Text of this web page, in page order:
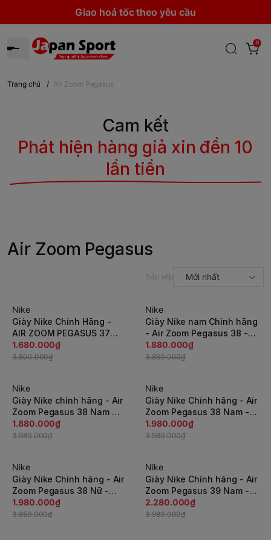
Giao hoả tốc theo yêu cầu
0
Trang chủ / Air Zoom Pegasus
Cam kết
Phát hiện hàng giả xin đền 10
lần tiền
Air Zoom Pegasus
Sắp xếp Mới nhất
-56%
Nike
Giày Nike Chính Hãng -
AIR ZOOM PEGASUS 37
FLYEASE - Đen/Trắng |
JapanSport CK8474-003
1.680.000₫
3.800.000₫
-52%
Nike
Giày Nike nam Chính hãng
- Air Zoom Pegasus 38 -
Đen | JapanSport
CW7356-005
1.880.000₫
3.850.000₫
-53%
Nike
Giày Nike chính hãng - Air
Zoom Pegasus 38 Nam Nữ
- Đen | JapanSport
CW7358-002
1.880.000₫
3.980.000₫
-51%
Nike
Giày Nike Chính hãng - Air
Zoom Pegasus 38 Nam -
Đen | JapanSport
DQ4994-010
1.980.000₫
3.980.000₫
-49%
Nike
Giày Nike Chính hãng - Air
Zoom Pegasus 38 Nữ -
Trắng | JapanSport
CW7358-106
1.980.000₫
3.850.000₫
-43%
Nike
Giày Nike Chính hãng - Air
Zoom Pegasus 39 Nam -
Xám | JapanSport
DH4071-003
2.280.000₫
3.980.000₫